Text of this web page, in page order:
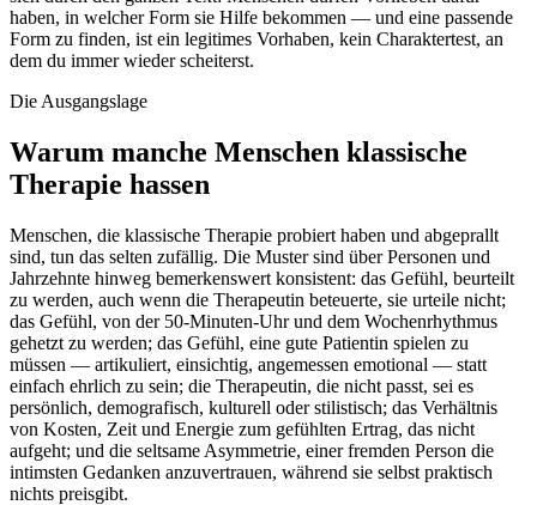
haben, in welcher Form sie Hilfe bekommen — und eine passende
Form zu finden, ist ein legitimes Vorhaben, kein Charaktertest, an
dem du immer wieder scheiterst.
Die Ausgangslage
Warum manche Menschen klassische
Therapie hassen
Menschen, die klassische Therapie probiert haben und abgeprallt
sind, tun das selten zufällig. Die Muster sind über Personen und
Jahrzehnte hinweg bemerkenswert konsistent: das Gefühl, beurteilt
zu werden, auch wenn die Therapeutin beteuerte, sie urteile nicht;
das Gefühl, von der 50-Minuten-Uhr und dem Wochenrhythmus
gehetzt zu werden; das Gefühl, eine gute Patientin spielen zu
müssen — artikuliert, einsichtig, angemessen emotional — statt
einfach ehrlich zu sein; die Therapeutin, die nicht passt, sei es
persönlich, demografisch, kulturell oder stilistisch; das Verhältnis
von Kosten, Zeit und Energie zum gefühlten Ertrag, das nicht
aufgeht; und die seltsame Asymmetrie, einer fremden Person die
intimsten Gedanken anzuvertrauen, während sie selbst praktisch
nichts preisgibt.